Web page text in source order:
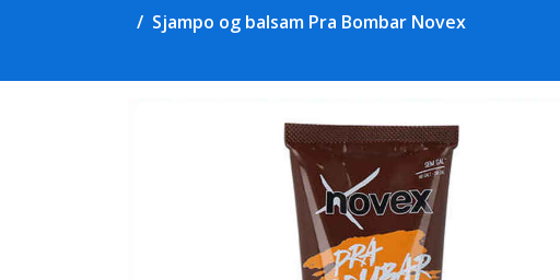
Sjampo og balsam Pra Bombar Novex